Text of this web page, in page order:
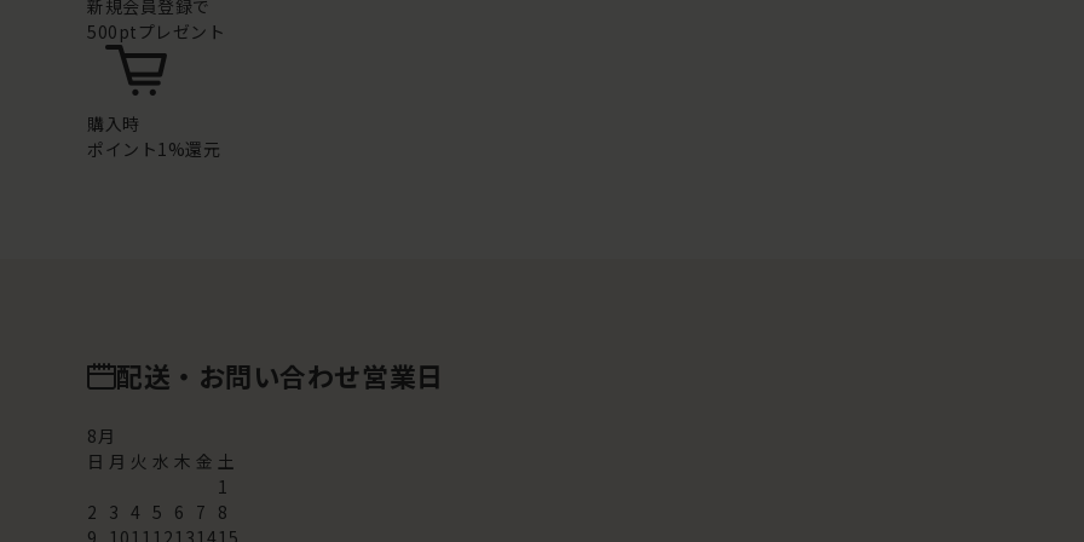
新規会員登録で
500ptプレゼント
購入時
ポイント1%還元
配送・お問い合わせ営業日
8月
日 月 火 水 木 金 土
1
2 3 4 5 6 7 8